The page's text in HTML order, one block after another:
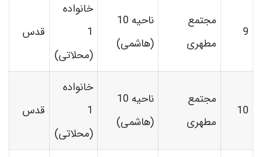
9
مجتمع
مطهری
ناحیه 10
(هاشمی)
خانواده
1
(محلاتی)
قدس
10
مجتمع
مطهری
ناحیه 10
(هاشمی)
خانواده
1
(محلاتی)
قدس